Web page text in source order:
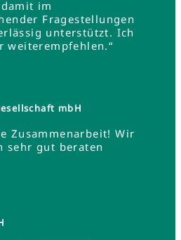
im
Fragestellungen
unterstützt. Ich
weiterempfehlen.“
mbH
Zusammenarbeit! Wir
sehr gut beraten